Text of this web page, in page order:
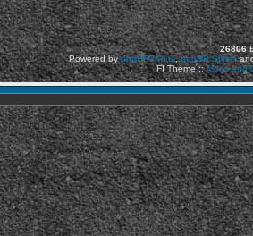
26806
Powered byphpBB2 Plus,phpBB Styles
FI Theme ::Mods and